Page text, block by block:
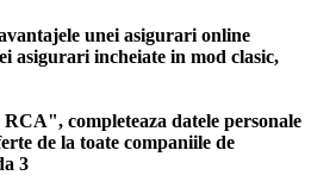
unei asigurari online
asigurari incheiate in mod clasic,
completeaza datele personale
de la toate companiile de
3